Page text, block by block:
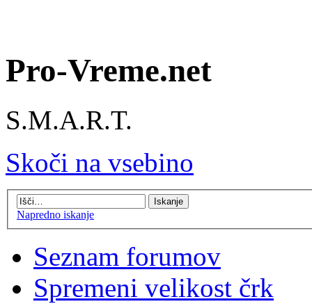
Pro-Vreme.net
S.M.A.R.T.
Skoči na vsebino
Napredno iskanje
Seznam forumov
Spremeni velikost črk